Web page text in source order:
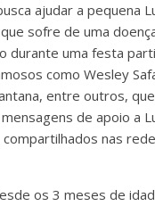
ajudar a pequena
sofre de uma
durante uma festa
como Wesley
entre outros,
de apoio a
nas
os 3 meses de